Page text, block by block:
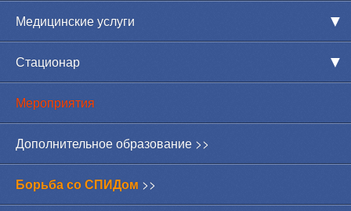
Медицинские услуги
Стационар
Мероприятия
Дополнительное образование >>
Борьба со СПИДом >>